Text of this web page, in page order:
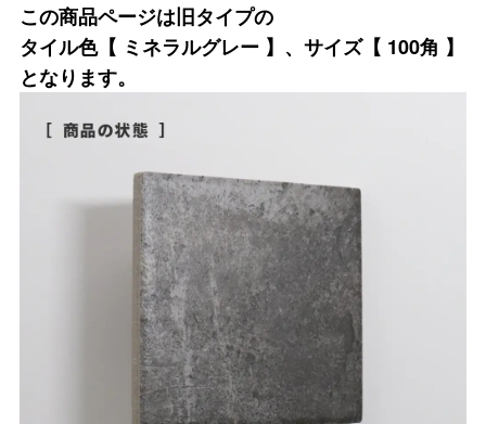
この商品ページは旧タイプの
タイル色【 ミネラルグレー 】、サイズ【 100角 】
となります。